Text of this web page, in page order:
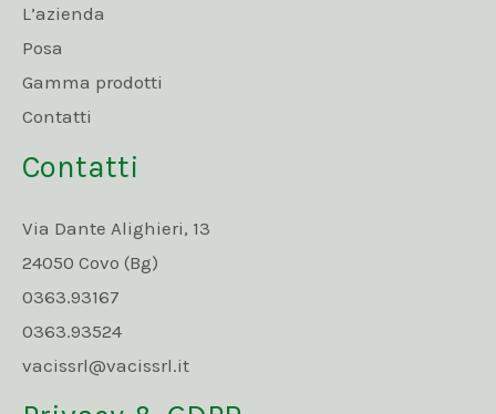
L’azienda
Posa
Gamma prodotti
Contatti
Contatti
Via Dante Alighieri, 13
24050 Covo (Bg)
0363.93167
0363.93524
vacissrl@vacissrl.it